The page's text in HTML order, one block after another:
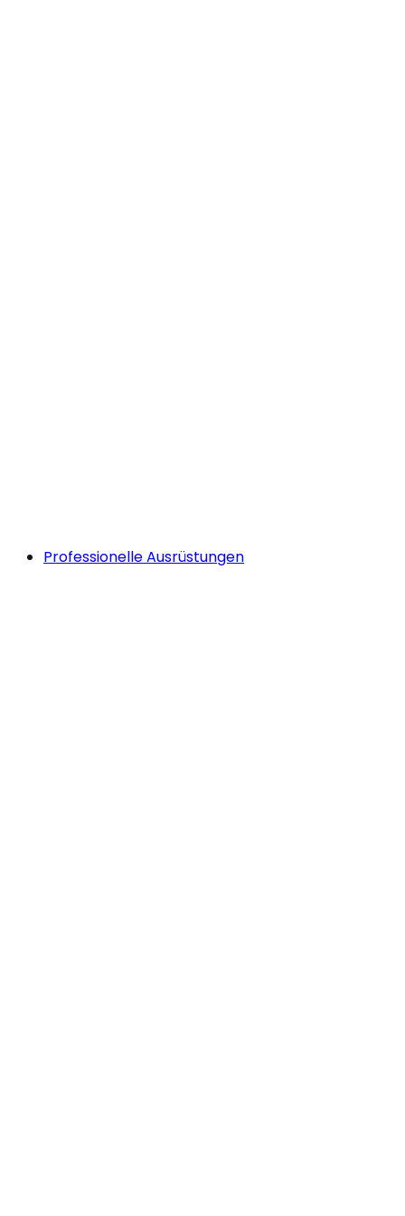
Professionelle Ausrüstungen